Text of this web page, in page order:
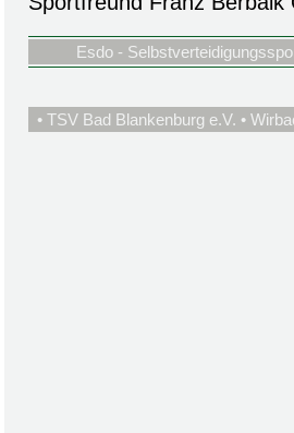
Esdo -
• TSV Bad Blankenburg e.V. •